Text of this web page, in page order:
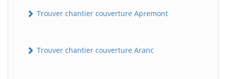
Trouver chantier couverture Apremont
Trouver chantier couverture Aranc